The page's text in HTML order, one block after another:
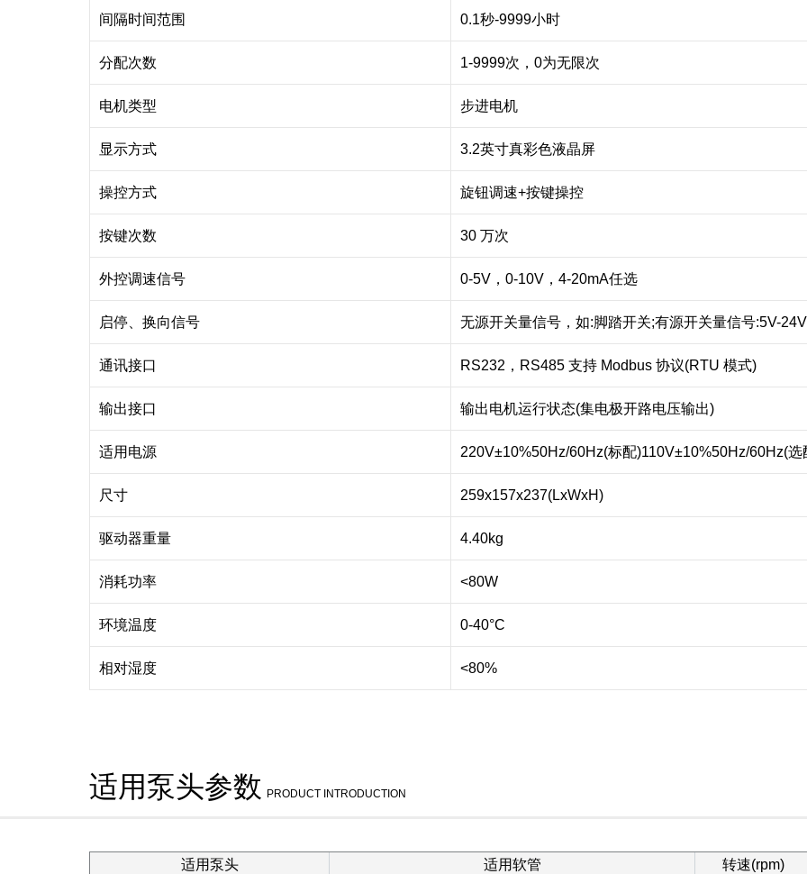
间隔时间范围 0.1秒-9999小时
分配次数 1-9999次，0为无限次
电机类型 步进电机
显示方式 3.2英寸真彩色液晶屏
操控方式 旋钮调速+按键操控
按键次数 30 万次
外控调速信号 0-5V，0-10V，4-20mA任选
启停、换向信号 无源开关量信号，如:脚踏开关;有源开关量信号:5V-
通讯接口 RS232，RS485 支持 Modbus 协议(RTU 模式)
输出接口 输出电机运行状态(集电极开路电压输出)
适用电源 220V±10%50Hz/60Hz(标配)110V±10%50Hz/60Hz(选
尺寸 259x157x237(LxWxH)
驱动器重量 4.40kg
消耗功率 <80W
环境温度 0-40°C
相对湿度 <80%
适用泵头参数 PRODUCT INTRODUCTION
适用泵头 适用软管 转速(rpm)